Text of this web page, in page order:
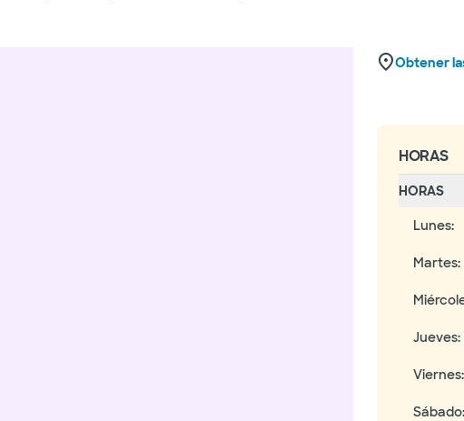
Obtener
HORAS
HORAS
Lunes:
Martes:
Jueves:
Viernes:
Sábado: